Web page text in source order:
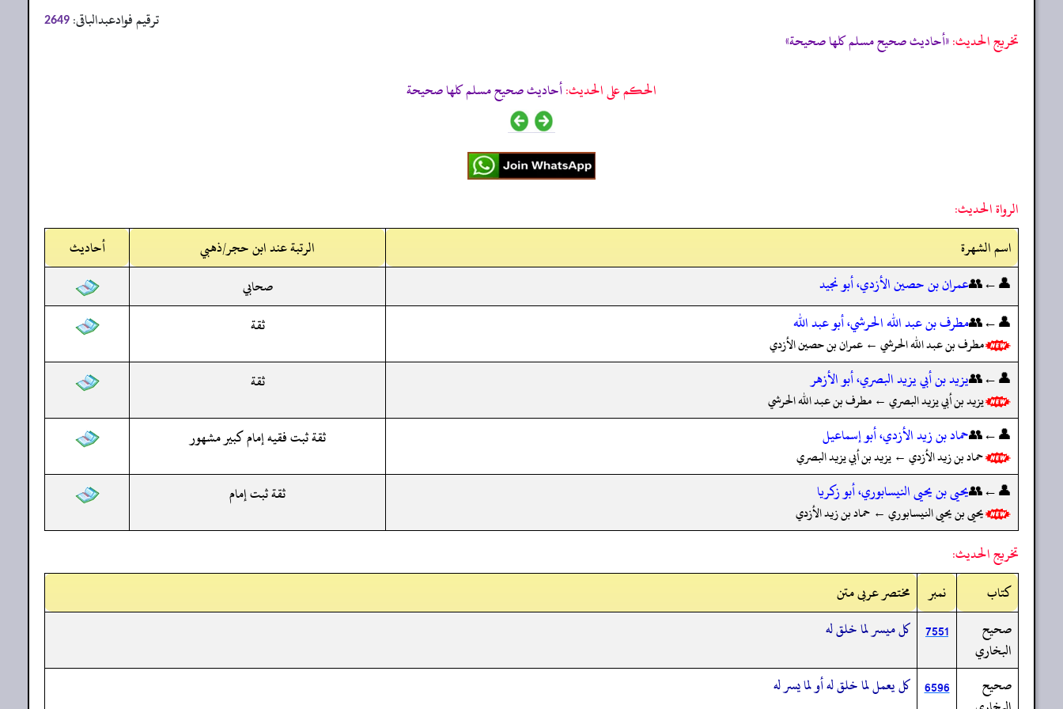
ترقیم فوادعبدالباقی: 2649
تخریج الحدیث:«أحاديث صحيح مسلم كلها صحيحة»
الحكم على الحديث:أحاديث صحيح مسلم كلها صحيحة
الرواة الحديث:
اسم الشهرة
الرتبة عند ابن حجر/ذهبي
أحاديث
👤←👥عمران بن حصين الأزدي، أبو نجيد
صحابي
👤←👥مطرف بن عبد الله الحرشي، أبو عبد الله
مطرف بن عبد الله الحرشي ← عمران بن حصين الأزدي
ثقة
👤←👥يزيد بن أبي يزيد البصري، أبو الأزهر
يزيد بن أبي يزيد البصري ← مطرف بن عبد الله الحرشي
ثقة
👤←👥حماد بن زيد الأزدي، أبو إسماعيل
حماد بن زيد الأزدي ← يزيد بن أبي يزيد البصري
ثقة ثبت فقيه إمام كبير مشهور
👤←👥يحيى بن يحيى النيسابوري، أبو زكريا
يحيى بن يحيى النيسابوري ← حماد بن زيد الأزدي
ثقة ثبت إمام
تخريج الحديث:
کتاب
نمبر
مختصر عربی متن
صحيح
البخاري
7551 كل ميسر لما خلق له
صحيح
6596 كل يعمل لما خلق له أو لما يسر له